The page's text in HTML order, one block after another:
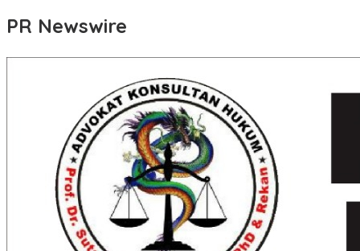
PR Newswire